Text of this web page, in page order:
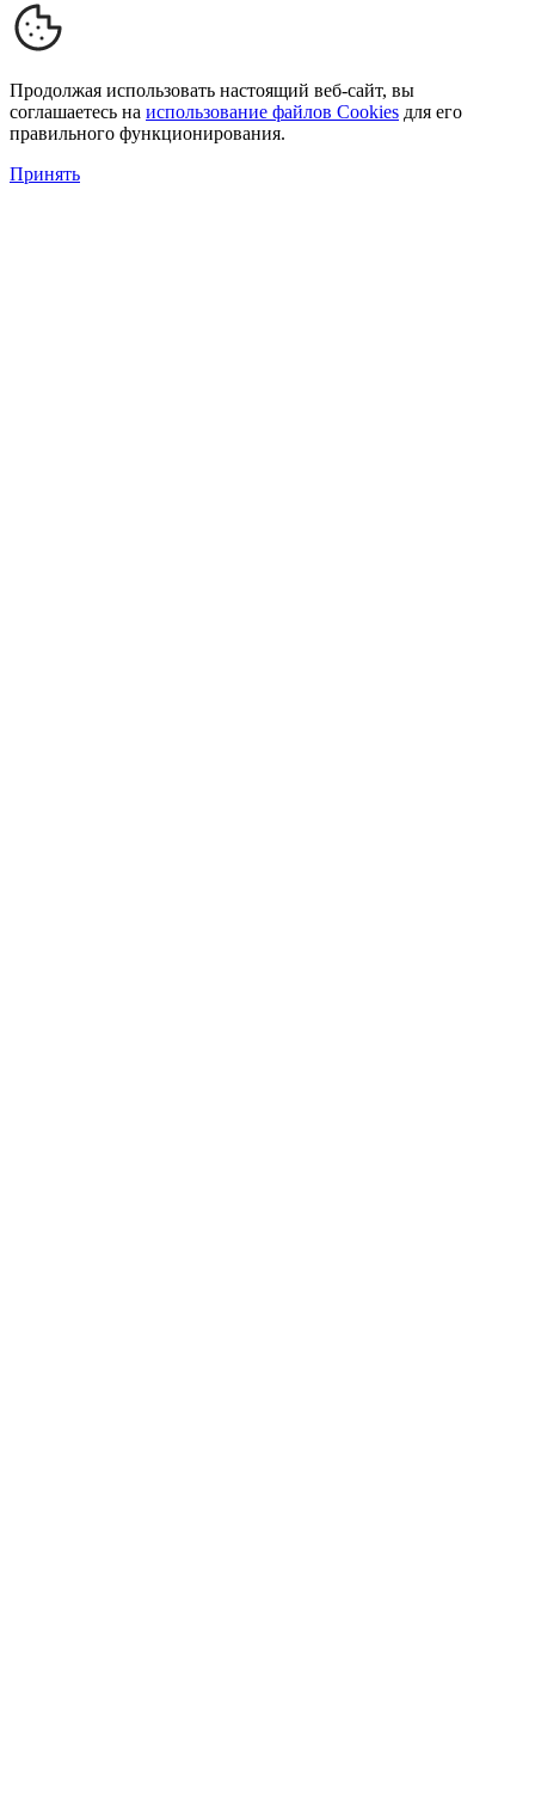
Продолжая использовать настоящий веб-сайт, вы
соглашаетесь на использование файлов Cookies для его
правильного функционирования.
Принять